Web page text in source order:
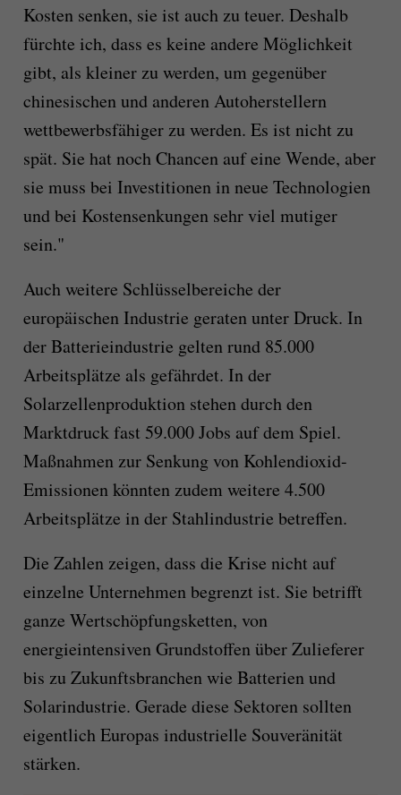
Kosten senken, sie ist auch zu teuer. Deshalb
fürchte ich, dass es keine andere Möglichkeit
gibt, als kleiner zu werden, um gegenüber
chinesischen und anderen Autoherstellern
wettbewerbsfähiger zu werden. Es ist nicht zu
spät. Sie hat noch Chancen auf eine Wende, aber
sie muss bei Investitionen in neue Technologien
und bei Kostensenkungen sehr viel mutiger
sein."
Auch weitere Schlüsselbereiche der
europäischen Industrie geraten unter Druck. In
der Batterieindustrie gelten rund 85.000
Arbeitsplätze als gefährdet. In der
Solarzellenproduktion stehen durch den
Marktdruck fast 59.000 Jobs auf dem Spiel.
Maßnahmen zur Senkung von Kohlendioxid-
Emissionen könnten zudem weitere 4.500
Arbeitsplätze in der Stahlindustrie betreffen.
Die Zahlen zeigen, dass die Krise nicht auf
einzelne Unternehmen begrenzt ist. Sie betrifft
ganze Wertschöpfungsketten, von
energieintensiven Grundstoffen über Zulieferer
bis zu Zukunftsbranchen wie Batterien und
Solarindustrie. Gerade diese Sektoren sollten
eigentlich Europas industrielle Souveränität
stärken.